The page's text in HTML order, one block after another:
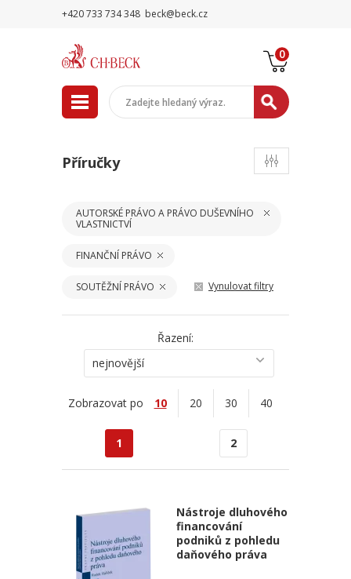
+420 733 734 348 beck@beck.cz
0
Příručky
AUTORSKÉ PRÁVO A PRÁVO DUŠEVNÍHO
VLASTNICTVÍ
FINANČNÍ PRÁVO
SOUTĚŽNÍ PRÁVO Vynulovat filtry
Řazení:
nejnovější
Zobrazovat po 10 20 30 40
1 2
Nástroje dluhového
financování
podniků z pohledu
daňového práva